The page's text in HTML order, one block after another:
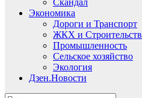
Скандал
Экономика
Дороги и Транспорт
ЖКХ и
Промышленность
Сельское хозяйство
Экология
Дзен.Новости